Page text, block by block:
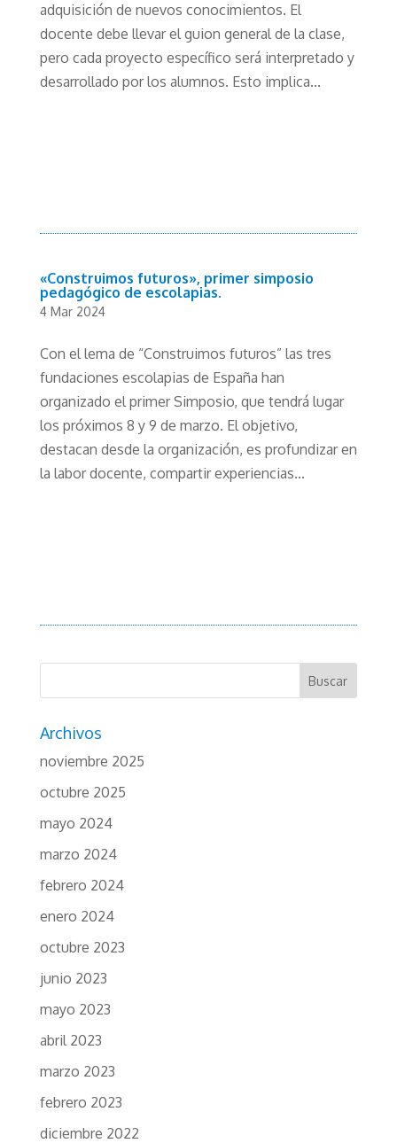
adquisición de nuevos conocimientos. El
docente debe llevar el guion general de la clase,
pero cada proyecto específico será interpretado y
desarrollado por los alumnos. Esto implica...
«Construimos futuros», primer simposio
pedagógico de escolapias.
4 Mar 2024
Con el lema de “Construimos futuros” las tres
fundaciones escolapias de España han
organizado el primer Simposio, que tendrá lugar
los próximos 8 y 9 de marzo. El objetivo,
destacan desde la organización, es profundizar en
la labor docente, compartir experiencias...
Archivos
noviembre 2025
octubre 2025
mayo 2024
marzo 2024
febrero 2024
enero 2024
octubre 2023
junio 2023
mayo 2023
abril 2023
marzo 2023
febrero 2023
diciembre 2022